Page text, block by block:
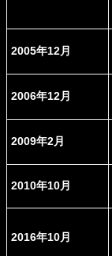
2005年12月
2006年12月
2009年2月
2010年10月
2016年10月